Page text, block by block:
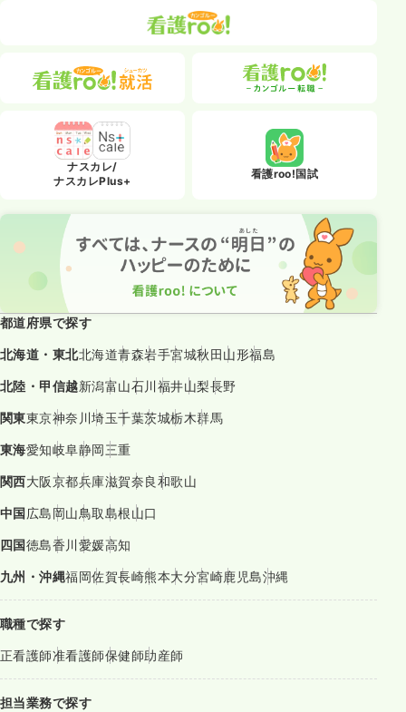
ナスカレ/
ナスカレPlus+
看護roo!国試
都道府県で探す
北海道・東北北海道青森岩手宮城秋田山形福島
北陸・甲信越新潟富山石川福井山梨長野
関東東京神奈川埼玉千葉茨城栃木群馬
東海愛知岐阜静岡三重
関西大阪京都兵庫滋賀奈良和歌山
中国広島岡山鳥取島根山口
四国徳島香川愛媛高知
九州・沖縄福岡佐賀長崎熊本大分宮崎鹿児島沖縄
職種で探す
正看護師准看護師保健師助産師
担当業務で探す